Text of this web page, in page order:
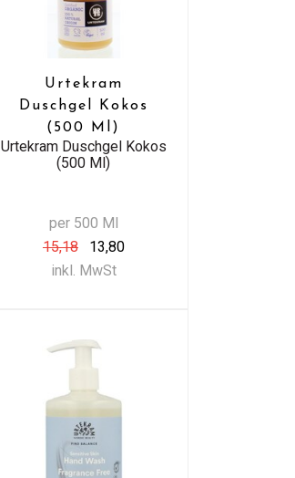
Urtekram
Duschgel Kokos
(500 Ml)
Urtekram Duschgel Kokos
(500 Ml)
per 500 Ml
15,18
13,80
inkl. MwSt